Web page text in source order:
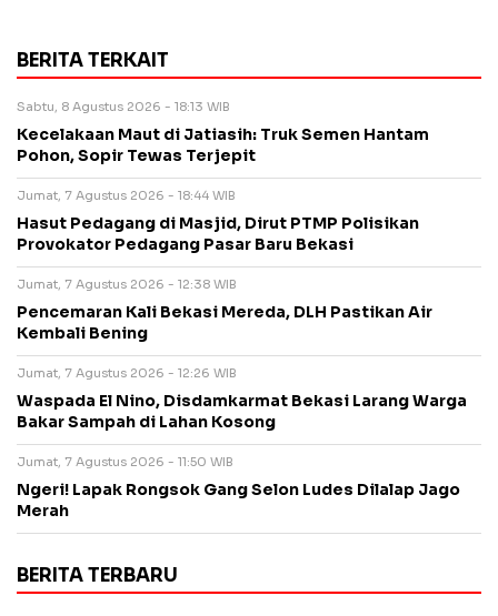
BERITA TERKAIT
Sabtu, 8 Agustus 2026 - 18:13 WIB
Kecelakaan Maut di Jatiasih: Truk Semen Hantam
Pohon, Sopir Tewas Terjepit
Jumat, 7 Agustus 2026 - 18:44 WIB
Hasut Pedagang di Masjid, Dirut PTMP Polisikan
Provokator Pedagang Pasar Baru Bekasi
Jumat, 7 Agustus 2026 - 12:38 WIB
Pencemaran Kali Bekasi Mereda, DLH Pastikan Air
Kembali Bening
Jumat, 7 Agustus 2026 - 12:26 WIB
Waspada El Nino, Disdamkarmat Bekasi Larang Warga
Bakar Sampah di Lahan Kosong
Jumat, 7 Agustus 2026 - 11:50 WIB
Ngeri! Lapak Rongsok Gang Selon Ludes Dilalap Jago
Merah
BERITA TERBARU